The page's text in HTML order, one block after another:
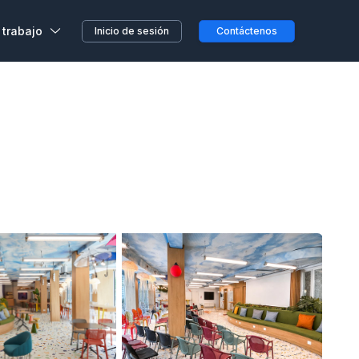
ALL
programas de
Inicio de sesión Contáctenos